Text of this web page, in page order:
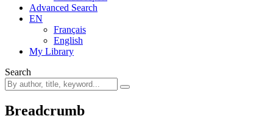
Advanced Search
EN
Français
English
My Library
Search
Breadcrumb